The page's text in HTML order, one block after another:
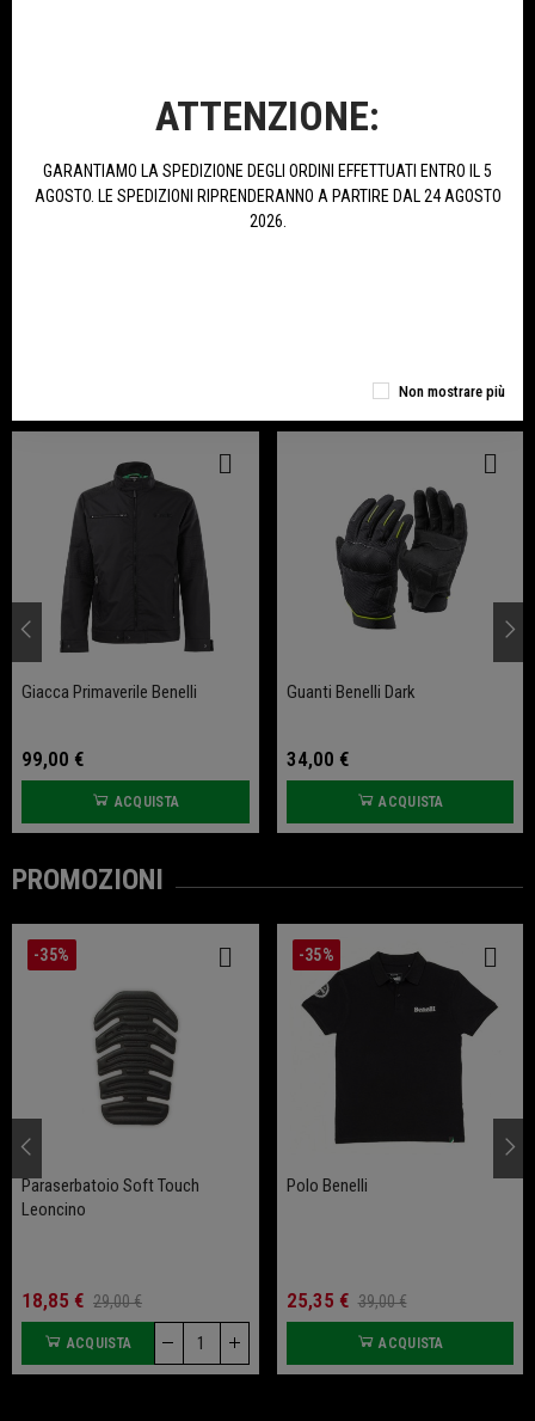
Giacca Primaverile Benelli
99,00 €
ACQUISTA
Guanti Benelli Dark
34,00 €
ACQUISTA
PROMOZIONI
-35%
Paraserbatoio Soft Touch
Leoncino
18,85 € 29,00 €
ACQUISTA
-35%
Polo Benelli
25,35 € 39,00 €
ACQUISTA
ATTENZIONE:
GARANTIAMO LA SPEDIZIONE DEGLI ORDINI EFFETTUATI ENTRO IL 5
AGOSTO. LE SPEDIZIONI RIPRENDERANNO A PARTIRE DAL 24 AGOSTO
2026.
Non mostrare più